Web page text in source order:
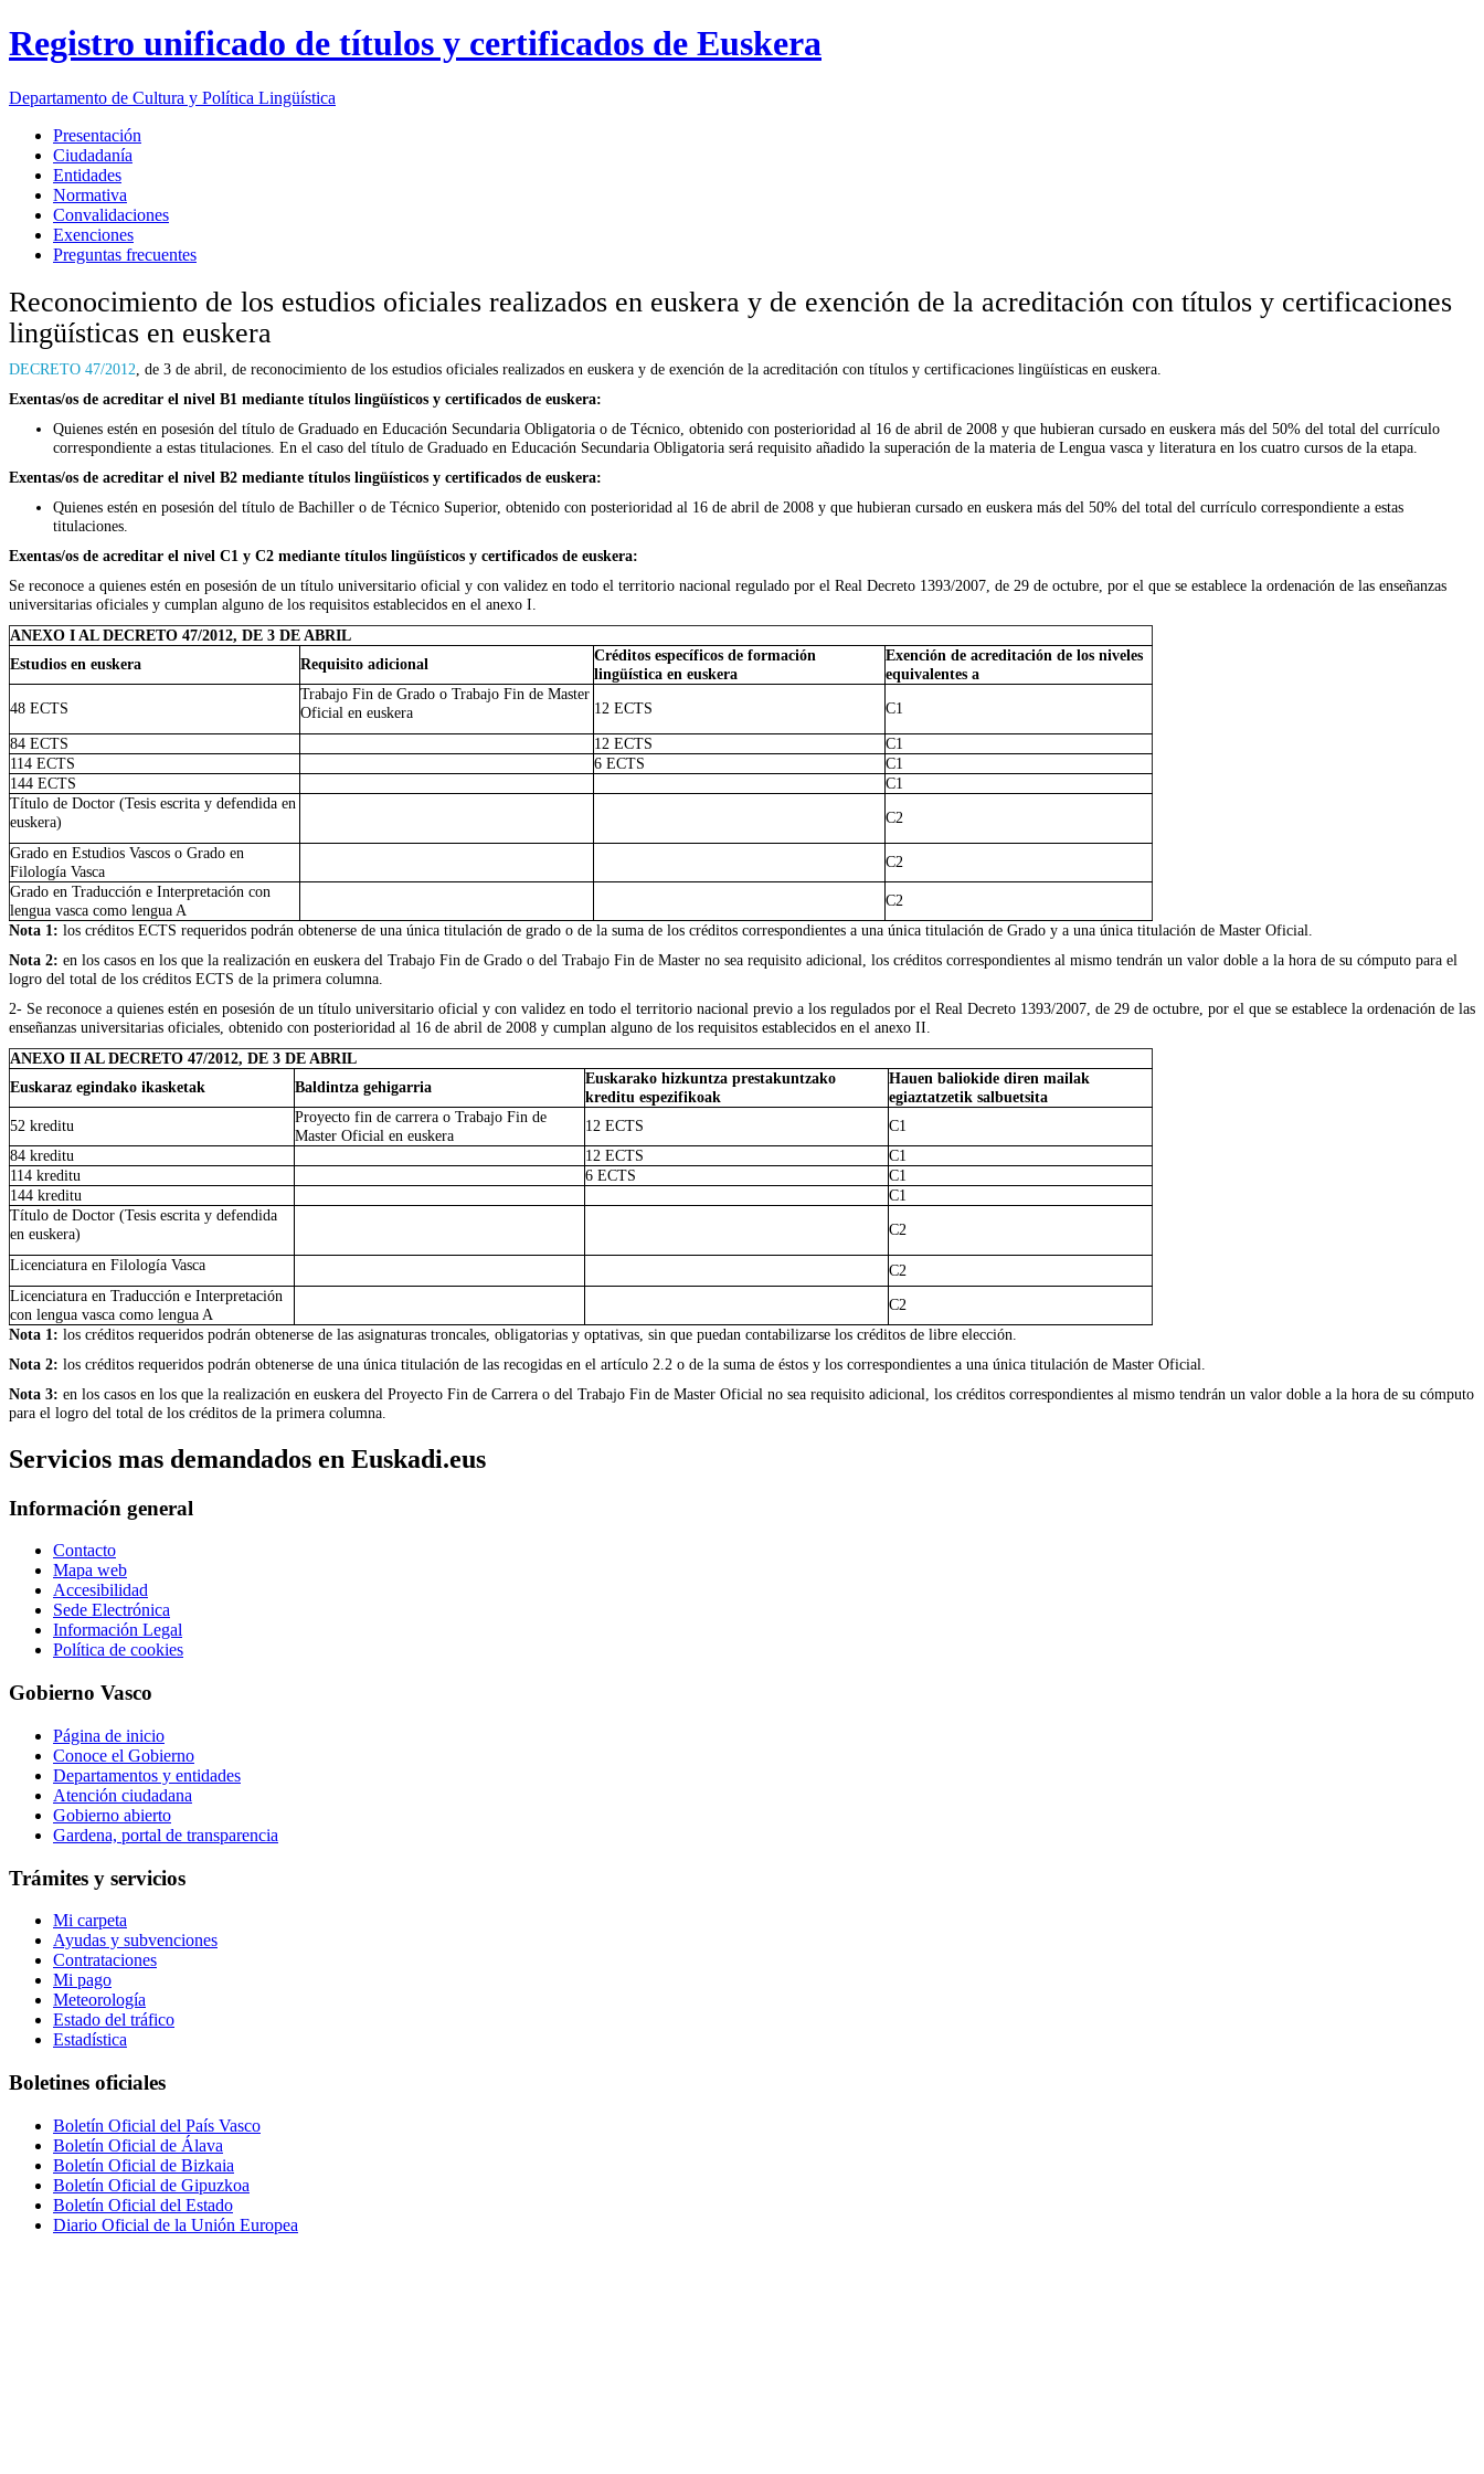
Registro unificado de títulos y certificados de Euskera
Departamento de Cultura y Política Lingüística
Presentación
Ciudadanía
Entidades
Normativa
Convalidaciones
Exenciones
Preguntas frecuentes
Reconocimiento de los estudios oficiales realizados en euskera y de exención de la acreditación con títulos y certificaciones
lingüísticas en euskera
DECRETO 47/2012 , de 3 de abril, de reconocimiento de los estudios oficiales realizados en euskera y de exención de la acreditación con títulos y certificaciones lingüísticas en euskera.
Exentas/os de acreditar el nivel B1 mediante títulos lingüísticos y certificados de euskera:
Quienes estén en posesión del título de Graduado en Educación Secundaria Obligatoria o de Técnico, obtenido con posterioridad al 16 de abril de 2008 y que hubieran cursado en euskera más del 50% del total del currículo
correspondiente a estas titulaciones. En el caso del título de Graduado en Educación Secundaria Obligatoria será requisito añadido la superación de la materia de Lengua vasca y literatura en los cuatro cursos de la etapa.
Exentas/os de acreditar el nivel B2 mediante títulos lingüísticos y certificados de euskera:
Quienes estén en posesión del título de Bachiller o de Técnico Superior, obtenido con posterioridad al 16 de abril de 2008 y que hubieran cursado en euskera más del 50% del total del currículo correspondiente a estas
titulaciones.
Exentas/os de acreditar el nivel C1 y C2 mediante títulos lingüísticos y certificados de euskera:
Se reconoce a quienes estén en posesión de un título universitario oficial y con validez en todo el territorio nacional regulado por el Real Decreto 1393/2007, de 29 de octubre, por el que se establece la ordenación de las enseñanzas
universitarias oficiales y cumplan alguno de los requisitos establecidos en el anexo I.
ANEXO I AL DECRETO 47/2012, DE 3 DE ABRIL
Estudios en euskera
Requisito adicional
Créditos específicos de formación
lingüística en euskera
Exención de acreditación de los niveles
equivalentes a
48 ECTS
Trabajo Fin de Grado o Trabajo Fin de Master
Oficial en euskera
12 ECTS
C1
84 ECTS
12 ECTS
C1
114 ECTS
6 ECTS
C1
144 ECTS
C1
Título de Doctor (Tesis escrita y defendida en
euskera)
C2
Grado en Estudios Vascos o Grado en
Filología Vasca
C2
Grado en Traducción e Interpretación con
lengua vasca como lengua A
C2
Nota 1: los créditos ECTS requeridos podrán obtenerse de una única titulación de grado o de la suma de los créditos correspondientes a una única titulación de Grado y a una única titulación de Master Oficial.
Nota 2: en los casos en los que la realización en euskera del Trabajo Fin de Grado o del Trabajo Fin de Master no sea requisito adicional, los créditos correspondientes al mismo tendrán un valor doble a la hora de su cómputo para el
logro del total de los créditos ECTS de la primera columna.
2- Se reconoce a quienes estén en posesión de un título universitario oficial y con validez en todo el territorio nacional previo a los regulados por el Real Decreto 1393/2007, de 29 de octubre, por el que se establece la ordenación de las
enseñanzas universitarias oficiales, obtenido con posterioridad al 16 de abril de 2008 y cumplan alguno de los requisitos establecidos en el anexo II.
ANEXO II AL DECRETO 47/2012, DE 3 DE ABRIL
Euskaraz egindako ikasketak
Baldintza gehigarria
Euskarako hizkuntza prestakuntzako
kreditu espezifikoak
Hauen baliokide diren mailak
egiaztatzetik salbuetsita
52 kreditu
Proyecto fin de carrera o Trabajo Fin de
Master Oficial en euskera
12 ECTS
C1
84 kreditu
12 ECTS
C1
114 kreditu
6 ECTS
C1
144 kreditu
C1
Título de Doctor (Tesis escrita y defendida
en euskera)
C2
Licenciatura en Filología Vasca
C2
Licenciatura en Traducción e Interpretación
con lengua vasca como lengua A
C2
Nota 1: los créditos requeridos podrán obtenerse de las asignaturas troncales, obligatorias y optativas, sin que puedan contabilizarse los créditos de libre elección.
Nota 2: los créditos requeridos podrán obtenerse de una única titulación de las recogidas en el artículo 2.2 o de la suma de éstos y los correspondientes a una única titulación de Master Oficial.
Nota 3: en los casos en los que la realización en euskera del Proyecto Fin de Carrera o del Trabajo Fin de Master Oficial no sea requisito adicional, los créditos correspondientes al mismo tendrán un valor doble a la hora de su cómputo
para el logro del total de los créditos de la primera columna.
Servicios mas demandados en Euskadi.eus
Información general
Contacto
Mapa web
Accesibilidad
Sede Electrónica
Información Legal
Política de cookies
Gobierno Vasco
Página de inicio
Conoce el Gobierno
Departamentos y entidades
Atención ciudadana
Gobierno abierto
Gardena, portal de transparencia
Trámites y servicios
Mi carpeta
Ayudas y subvenciones
Contrataciones
Mi pago
Meteorología
Estado del tráfico
Estadística
Boletines oficiales
Boletín Oficial del País Vasco
Boletín Oficial de Álava
Boletín Oficial de Bizkaia
Boletín Oficial de Gipuzkoa
Boletín Oficial del Estado
Diario Oficial de la Unión Europea